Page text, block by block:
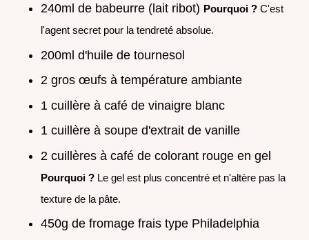
240ml de babeurre (lait ribot) Pourquoi ? C'est
l'agent secret pour la tendreté absolue.
200ml d'huile de tournesol
2 gros œufs à température ambiante
1 cuillère à café de vinaigre blanc
1 cuillère à soupe d'extrait de vanille
2 cuillères à café de colorant rouge en gel
Pourquoi ? Le gel est plus concentré et n'altère pas la
texture de la pâte.
450g de fromage frais type Philadelphia